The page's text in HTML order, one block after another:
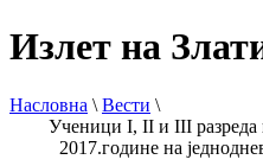
Излет на
Насловна \ Вести \
Ученици I, II и III разреда
2017.године на